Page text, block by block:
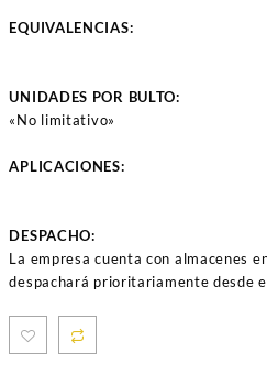
EQUIVALENCIAS:
UNIDADES POR BULTO:
«No limitativo»
APLICACIONES:
DESPACHO:
La empresa cuenta con almacenes
despachará prioritariamente desde